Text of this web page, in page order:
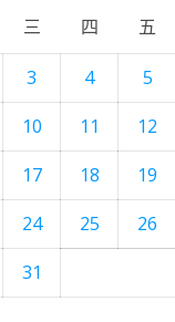
三 四 五
3 4 5
10 11 12
17 18 19
24 25 26
31